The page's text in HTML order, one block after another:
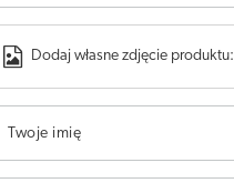
Dodaj własne zdjęcie produktu:
Twoje imię